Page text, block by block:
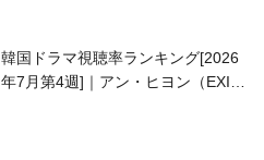
韓国ドラマ視聴率ランキング[2026
年7月第4週]｜アン・ヒヨン（EXID